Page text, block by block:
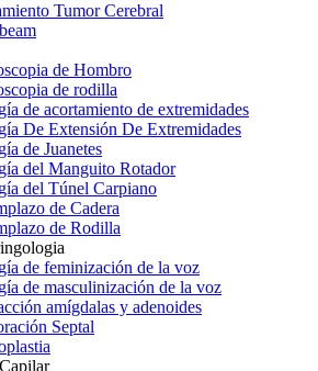
Tumor Cerebral
de Hombro
de rodilla
de acortamiento de extremidades
De Extensión De Extremidades
de Juanetes
del Manguito Rotador
del Túnel Carpiano
de Cadera
de Rodilla
de feminización de la voz
de masculinización de la voz
amígdalas y adenoides
Septal